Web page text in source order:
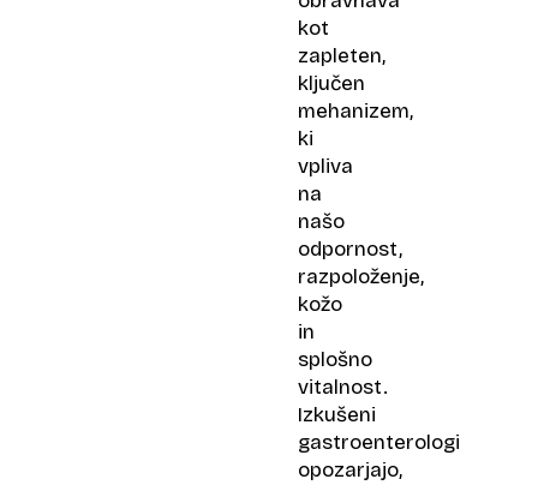
kot
zapleten,
ključen
mehanizem,
ki
vpliva
na
našo
odpornost,
razpoloženje,
kožo
in
splošno
vitalnost.
Izkušeni
gastroenterologi
opozarjajo,